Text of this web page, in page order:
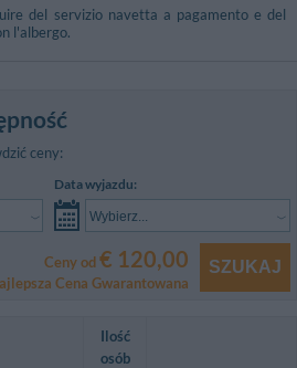
del servizio navetta a pagamento e del
l'albergo.
ceny:
Data wyjazdu:
Wybierz...
Ceny od€ 120,00
Cena Gwarantowana
SZUKAJ
Ilość
osób